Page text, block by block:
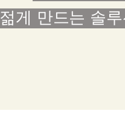
젊게 만드는 솔